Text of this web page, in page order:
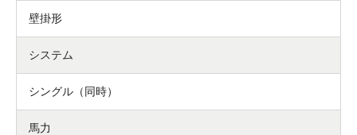
壁掛形
システム
シングル（同時）
馬力